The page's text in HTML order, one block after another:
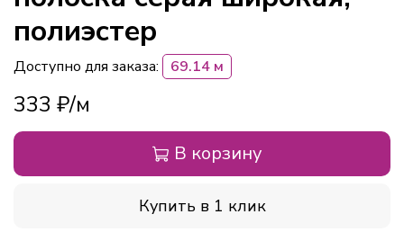
полиэстер
Доступно для заказа: 69.14 м
333 ₽
В корзину
Купить в 1 клик